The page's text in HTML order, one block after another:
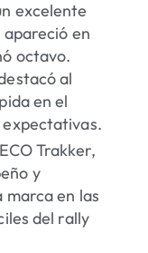
excelente
en
octavo.
al
en el
expectativas.
Trakker,
y
marca en las
del rally